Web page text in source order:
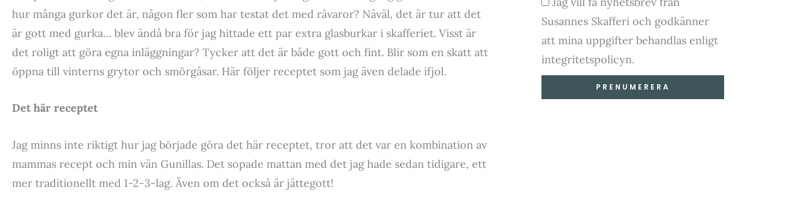
hur många gurkor det är, någon fler som har testat det med råvaror? Nåväl, det är tur att det
är gott med gurka… blev ändå bra för jag hittade ett par extra glasburkar i skafferiet. Visst är
det roligt att göra egna inläggningar? Tycker att det är både gott och fint. Blir som en skatt att
öppna till vinterns grytor och smörgåsar. Här följer receptet som jag även delade ifjol.
Det här receptet
Jag minns inte riktigt hur jag började göra det här receptet, tror att det var en kombination av
mammas recept och min vän Gunillas. Det sopade mattan med det jag hade sedan tidigare, ett
mer traditionellt med 1-2-3-lag. Även om det också är jättegott!
f
Susannes Skafferi och godkänner
att mina uppgifter behandlas enligt
integritetspolicyn.
PRENUMERERA